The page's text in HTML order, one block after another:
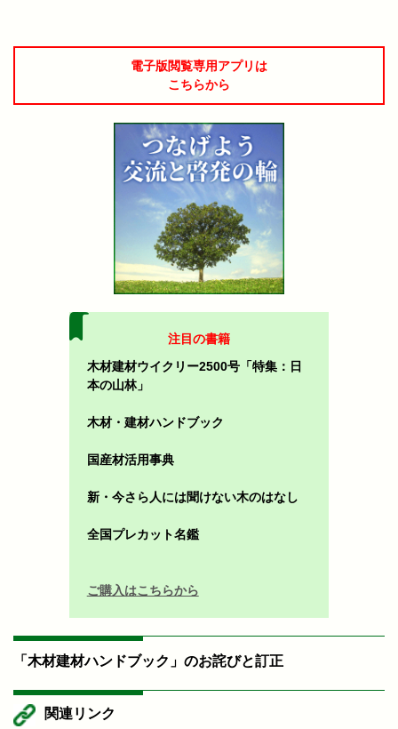
電子版閲覧専用アプリは
こちらから
注目の書籍
木材建材ウイクリー2500号「特集：日
本の山林」
木材・建材ハンドブック
国産材活用事典
新・今さら人には聞けない木のはなし
全国プレカット名鑑
ご購入はこちらから
「木材建材ハンドブック」のお詫びと訂正
関連リンク